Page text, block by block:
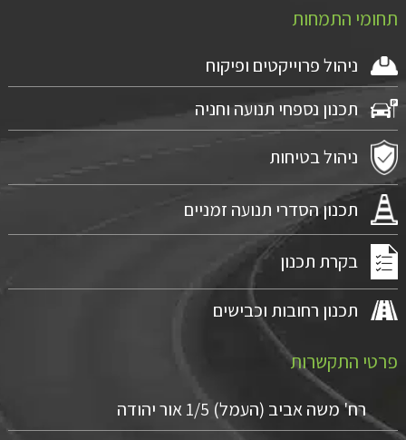
תחומי התמחות
ניהול פרוייקטים ופיקוח
תכנון נספחי תנועה וחניה
ניהול בטיחות
תכנון הסדרי תנועה זמניים
בקרת תכנון
תכנון רחובות וכבישים
פרטי התקשרות
רח' משה אביב (העמל) 1/5 אור יהודה